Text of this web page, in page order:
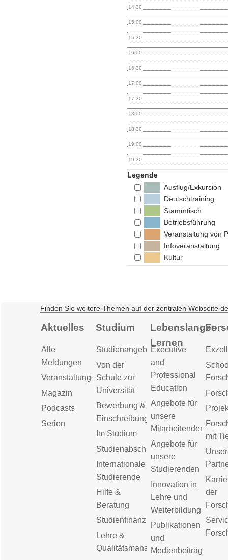
14:30
15:00
15:30
16:00
16:30
17:00
17:30
18:00
18:30
19:00
19:30
Legende
Ausflug/Exkursion
Deutschtraining
Stammtisch
Betriebsführung
Veranstaltung von
Infoveranstaltung
Kultur
Finden Sie weitere Themen auf der zentralen Webseite
Aktuelles
Alle
Meldungen
Veranstaltungen
Magazin
Podcasts
Serien
Studium
Studienangebot
Von der
Schule zur
Universität
Bewerbung &
Einschreibung
Im Studium
Studienabschluss
Internationale
Studierende
Hilfe &
Beratung
Studienfinanzierung
Lehre &
Qualitätsmanagement
Lebenslanges
Lernen
Executive
and
Professional
Education
Angebote für
unsere
Mitarbeitenden
Angebote für
unsere
Studierenden
Innovation in
Lehre und
Weiterbildung
Publikationen
und
Medienbeiträge
mit
der